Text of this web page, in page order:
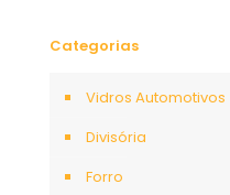
Categorias
Vidros Automotivos
Divisória
Forro